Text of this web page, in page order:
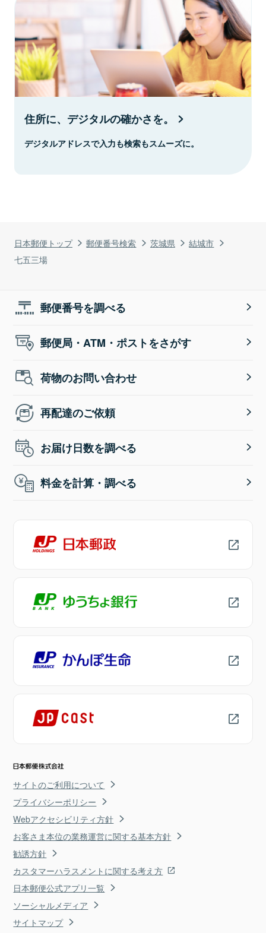
日本郵便トップ 郵便番号検索 茨城県
結城市
七五三場
住所に、デジタルの確かさを。
デジタルアドレスで入力も検索もスムーズに。
郵便番号を調べる
郵便局・ATM・ポストをさがす
荷物のお問い合わせ
再配達のご依頼
お届け日数を調べる
料金を計算・調べる
サイトのご利用について
プライバシーポリシー
Webアクセシビリティ方針
お客さま本位の業務運営に関する基本方針
勧誘方針
カスタマーハラスメントに関する考え方
日本郵便公式アプリ一覧
ソーシャルメディア
サイトマップ